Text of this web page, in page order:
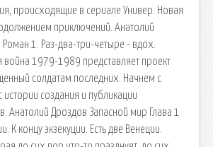
происходящие в сериале Универ. Новая
приключений. Анатолий
1. Раз-два-три-четыре - вдох.
война 1979-1989 представляет проект
солдатам последних. Начнем с
истории создания и публикации
Анатолий Дроздов Запасной мир Глава 1
К концу экзекуции. Есть две Венеции.